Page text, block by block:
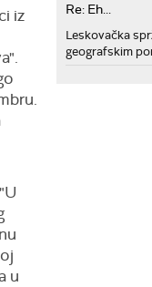
iz
u
Re: Eh...
Leskovačka
geografskim